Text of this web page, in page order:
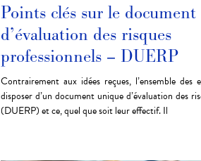
Points clés sur le
d’évaluation des risques
professionnels – DUERP
Contrairement aux idées reçues, l’ensemble des
disposer d’un document unique d’évaluation des
(DUERP) et ce, quel que soit leur effectif. Il